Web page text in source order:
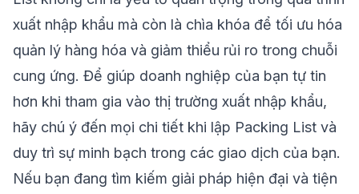
xuất nhập khẩu mà còn là chìa khóa để tối ưu hóa
quản lý hàng hóa và giảm thiểu rủi ro trong chuỗi
cung ứng. Để giúp doanh nghiệp của bạn tự tin
hơn khi tham gia vào thị trường xuất nhập khẩu,
hãy chú ý đến mọi chi tiết khi lập Packing List và
duy trì sự minh bạch trong các giao dịch của bạn.
Nếu bạn đang tìm kiếm giải pháp hiện đại và tiện